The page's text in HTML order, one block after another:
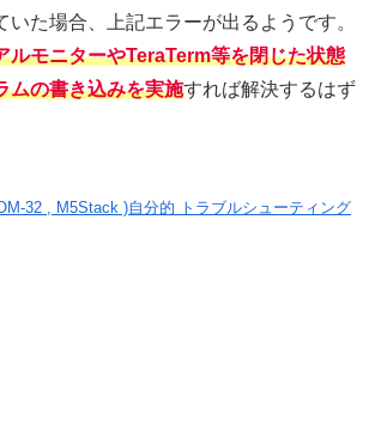
いた場合、上記エラーが出るようです。
ルモニターやTeraTerm等を閉じた状態
ムの書き込みを実施すれば解決するはず
32 , M5Stack )自分的 トラブルシューティング